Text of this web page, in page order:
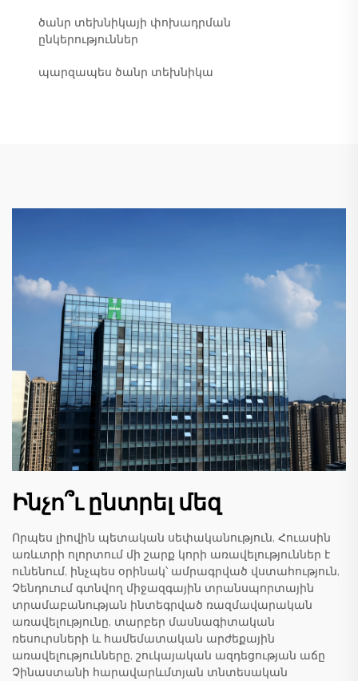
ծանր տեխնիկայի փոխադրման
ընկերություններ
պարզապես ծանր տեխնիկա
Ինչո՞ւ ընտրել մեզ
Որպես լիովին պետական սեփականություն, Հուասին
առևտրի ոլորտում մի շարք կորի առավելություններ է
ունենում, ինչպես օրինակ՝ ամրագրված վստահություն,
Չենդուում գտնվող միջազգային տրանսպորտային
տրամաբանության ինտեգրված ռազմավարական
առավելությունը, տարբեր մասնագիտական
ռեսուրսների և համեմատական արժեքային
առավելությունները, շուկայական ազդեցության աճը
Չինաստանի հարավարևմտյան տնտեսական